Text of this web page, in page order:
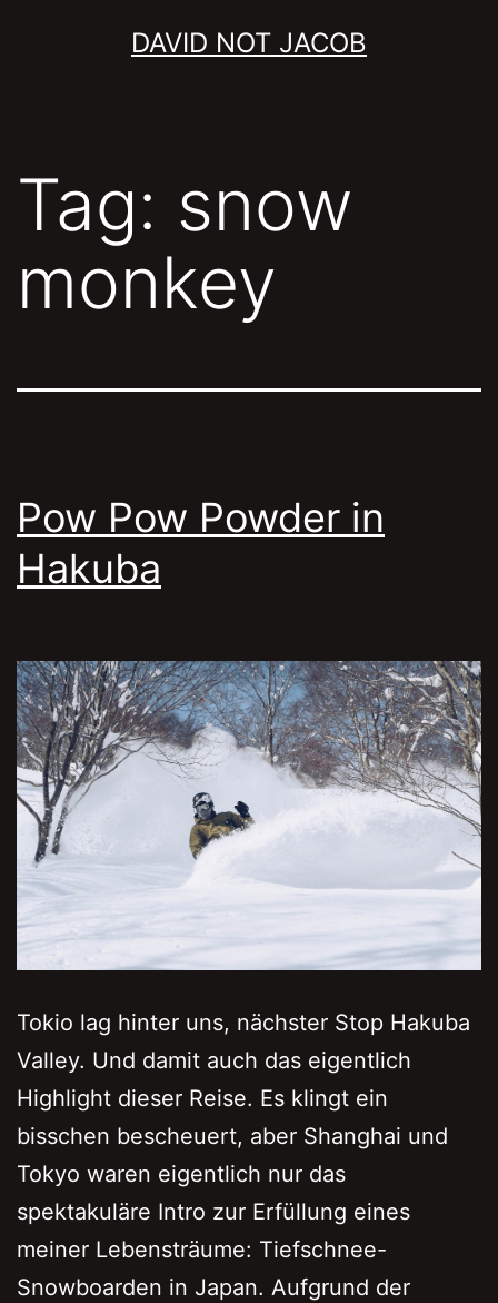
DAVID NOT JACOB
Tag: snow
monkey
Pow Pow Powder in
Hakuba
Tokio lag hinter uns, nächster Stop Hakuba
Valley. Und damit auch das eigentlich
Highlight dieser Reise. Es klingt ein
bisschen bescheuert, aber Shanghai und
Tokyo waren eigentlich nur das
spektakuläre Intro zur Erfüllung eines
meiner Lebensträume: Tiefschnee-
Snowboarden in Japan. Aufgrund der